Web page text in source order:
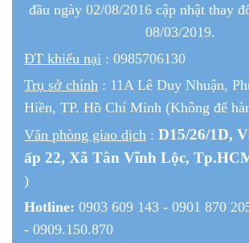
đầu ngày 02/08/2016 cập nhật thay
08/03/2019.
ĐT khiếu nại : 0985706130
Trụ sở chính : 11A Lê Duy Nhuận,
Hiền, TP. Hồ Chí Minh (Không để
Văn phòng giao dịch : D15/26/1D,
ấp 22, Xã Tân Vĩnh Lộc,
)
Hotline: 0903 609 143 - 0901 870
- 0909.150.870